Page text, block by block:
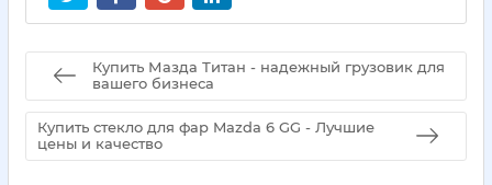
Купить Мазда Титан - надежный грузовик для
вашего бизнеса
Купить стекло для фар Mazda 6 GG - Лучшие
цены и качество